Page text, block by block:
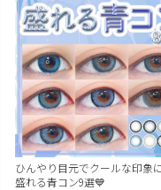
ひんやり目元でクールな印象
盛れる青コン9選💙